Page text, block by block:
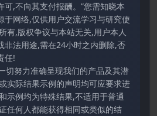
可,不向其支付报酬。”您需知晓本
于网络,仅供用户交流学习与研究使
有,版权争议与本站无关,用户本人
非法用途,需在24小时之内删除,否
任!
切努力准确呈现我们的产品及其潜
实际结果示例的声明均可应要求进
示例均为特殊结果,不适用于普通
任何人都能获得相同或类似的结